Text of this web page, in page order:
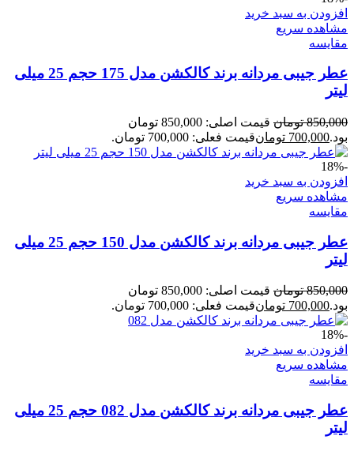
افزودن به سبد خرید
مشاهده سریع
مقایسه
عطر جیبی مردانه برند کالکشن مدل 175 حجم 25 میلی
لیتر
850,000 تومان
قیمت اصلی: 850,000 تومان
بود.700,000 تومانقیمت فعلی: 700,000 تومان.
-18%
افزودن به سبد خرید
مشاهده سریع
مقایسه
عطر جیبی مردانه برند کالکشن مدل 150 حجم 25 میلی
لیتر
850,000 تومان
قیمت اصلی: 850,000 تومان
بود.700,000 تومانقیمت فعلی: 700,000 تومان.
-18%
افزودن به سبد خرید
مشاهده سریع
مقایسه
عطر جیبی مردانه برند کالکشن مدل 082 حجم 25 میلی
لیتر